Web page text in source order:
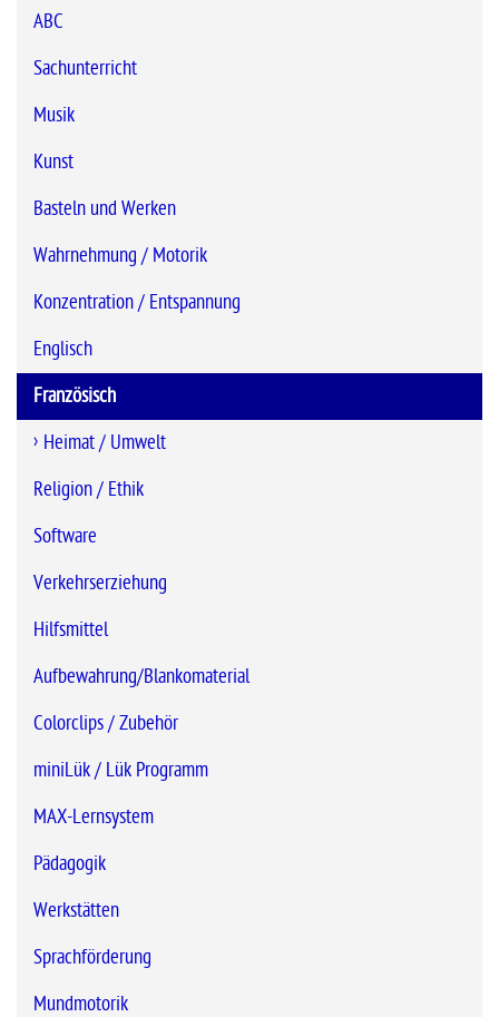
ABC
Sachunterricht
Musik
Kunst
Basteln und Werken
Wahrnehmung / Motorik
Konzentration / Entspannung
Englisch
Französisch
Heimat / Umwelt
Religion / Ethik
Software
Verkehrserziehung
Hilfsmittel
Aufbewahrung/Blankomaterial
Colorclips / Zubehör
miniLük / Lük Programm
MAX-Lernsystem
Pädagogik
Werkstätten
Sprachförderung
Mundmotorik